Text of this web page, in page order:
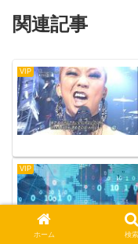
沖、全日空に通知
関連記事
VIP
VIP
ホーム 検索